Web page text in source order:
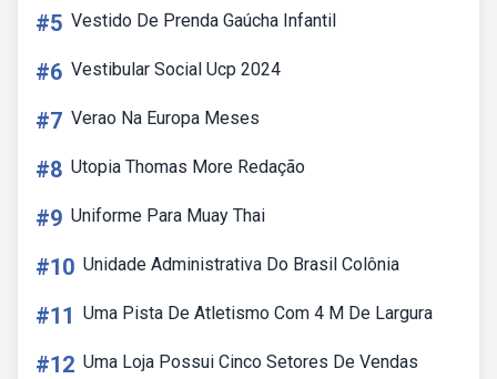
#5 Vestido De Prenda Gaúcha Infantil
#6 Vestibular Social Ucp 2024
#7 Verao Na Europa Meses
#8 Utopia Thomas More Redação
#9 Uniforme Para Muay Thai
#10 Unidade Administrativa Do Brasil Colônia
#11 Uma Pista De Atletismo Com 4 M De Largura
#12 Uma Loja Possui Cinco Setores De Vendas